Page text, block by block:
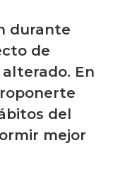
durante
de
En
del
mejor